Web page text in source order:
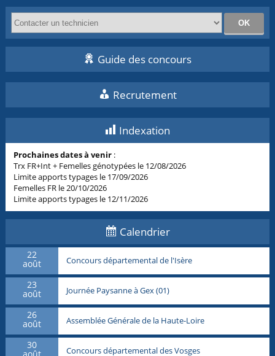
Guide des concours
Recrutement
Indexation
Prochaines dates à venir :
Trx FR+Int + Femelles génotypées le 12/08/2026
Limite apports typages le 17/09/2026
Femelles FR le 20/10/2026
Limite apports typages le 12/11/2026
Calendrier
22
août Concours départemental de l'Isère
23
août Journée Paysanne à Gex (01)
26
août Assemblée Générale de la Haute-Loire
30
août Concours départemental des Vosges